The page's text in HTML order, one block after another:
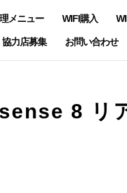
メニュー WIFI購入
協力店募集 お問い合わせ
8 リ